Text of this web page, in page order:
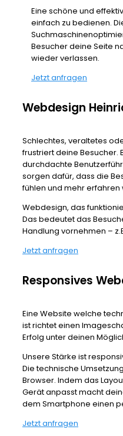
Eine schöne und
einfach zu bedienen.
Besucher deine Seite
wieder verlassen.
Jetzt anfragen
Webdesign
Schlechtes, veraltetes
frustriert deine Besucher.
durchdachte
sorgen dafür, dass die
fühlen und mehr erfahren
Webdesign, das
Das bedeutet das
Handlung vornehmen –
Jetzt anfragen
Responsives
Eine Website welche
ist richtet einen
Erfolg unter deinen
Unsere Stärke ist
Die technische
Browser. Indem das
Gerät anpasst macht
dem Smartphone einen
Jetzt anfragen